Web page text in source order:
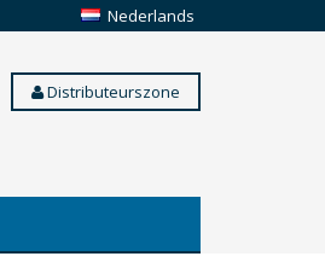
Nederlands
Distributeurszone